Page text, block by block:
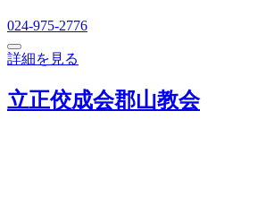
024-975-2776
詳細を見る
立正佼成会郡山教会